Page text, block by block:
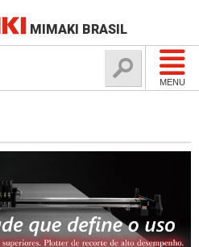
MIMAKI BRASIL
MENU